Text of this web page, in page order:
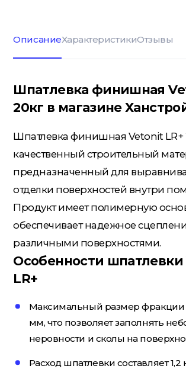
Кровельные материалы
Ленты; Серпянки
Металлопрокат
Пены; Герметики; Клей
Плита OSB; Фанера; Клей
Паркета
Стеклохолст; Клей для
ОписаниеХарактеристикиОтзывы
Шпатлевка финишная
20кг в магазине
Шпатлевка финишная Vetonit LR+
качественный строительный
предназначенный для
отделки поверхностей внутри
Продукт имеет полимерную
обеспечивает надежное
различными поверхностями.
Особенности
LR+
Максимальный размер фракции
мм, что позволяет заполнять
неровности и сколы на
Расход шпатлевки составляет 1,2